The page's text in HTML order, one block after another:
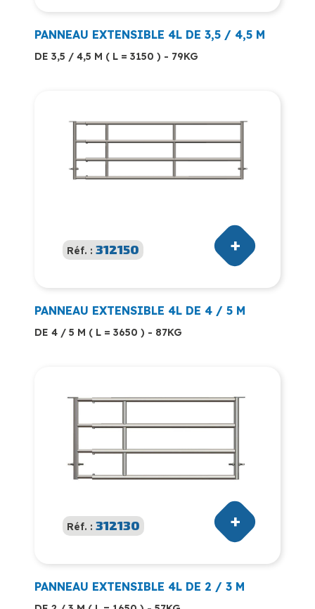
PANNEAU EXTENSIBLE 4L DE 3,5 / 4,5 M
DE 3,5 / 4,5 M ( L = 3150 ) - 79KG
Réf. : 312150
PANNEAU EXTENSIBLE 4L DE 4 / 5 M
DE 4 / 5 M ( L = 3650 ) - 87KG
Réf. : 312130
PANNEAU EXTENSIBLE 4L DE 2 / 3 M